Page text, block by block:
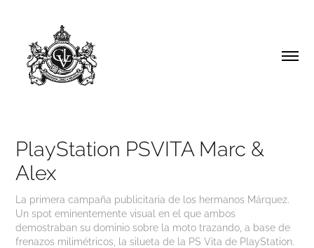
PlayStation PSVITA Marc &
Alex
La primera campaña publicitaria de los hermanos Márquez.
Un spot eminentemente visual en el que ambos
demostraban su dominio sobre la moto trazando, a base de
frenazos milimétricos, la silueta de la PS Vita de PlayStation.